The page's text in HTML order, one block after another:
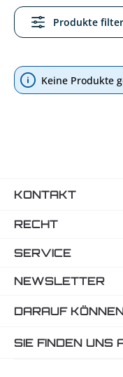
Produkte
Keine Produkte
KONTAKT
RECHT
SERVICE
NEWSLETTER
DARAUF
SIE FINDEN UNS